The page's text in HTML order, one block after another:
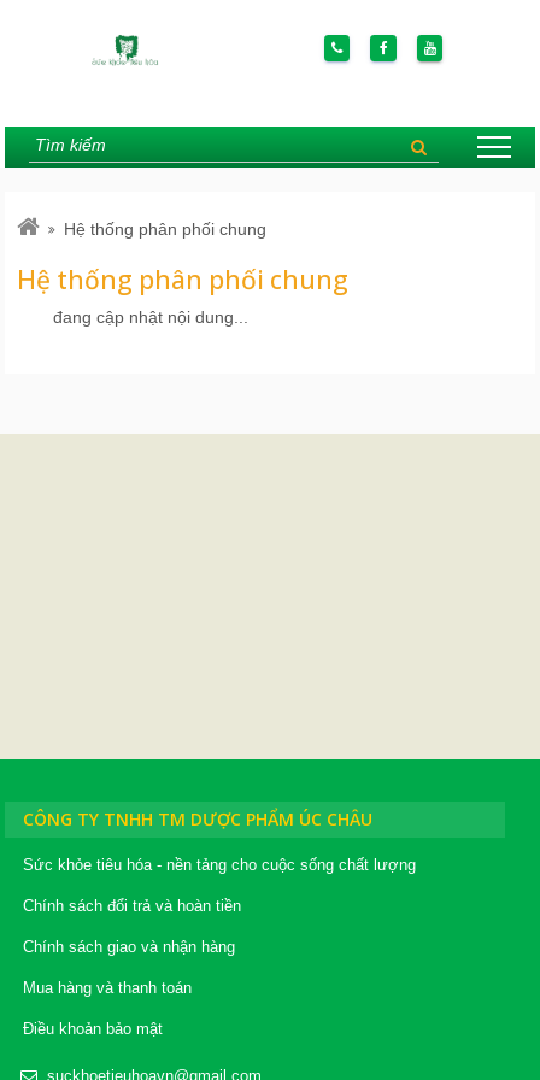
Hệ thống phân phối chung
Hệ thống phân phối chung
đang cập nhật nội dung...
CÔNG TY TNHH TM DƯỢC PHẨM ÚC CHÂU
Sức khỏe tiêu hóa - nền tảng cho cuộc sống chất lượng
Chính sách đổi trả và hoàn tiền
Chính sách giao và nhận hàng
Mua hàng và thanh toán
Điều khoản bảo mật
suckhoetieuhoavn@gmail.com